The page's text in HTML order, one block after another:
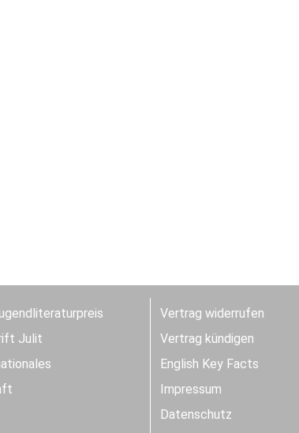
Julit
Vertrag widerrufen
Vertrag kündigen
English Key Facts
Impressum
Datenschutz